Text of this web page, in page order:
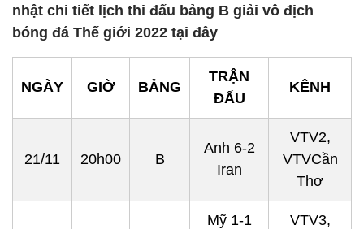
nhật chi tiết lịch thi đấu bảng B giải vô địch
bóng đá Thế giới 2022 tại đây
NGÀY GIỜ BẢNG
TRẬN
ĐẤU
KÊNH
21/11 20h00 B
Anh 6-2
Iran
VTV2,
VTVCần
Thơ
Mỹ 1-1
VTV3,